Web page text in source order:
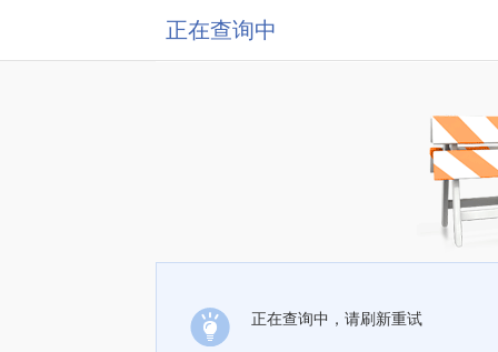
正在查询中
正在查询中，请刷新重试